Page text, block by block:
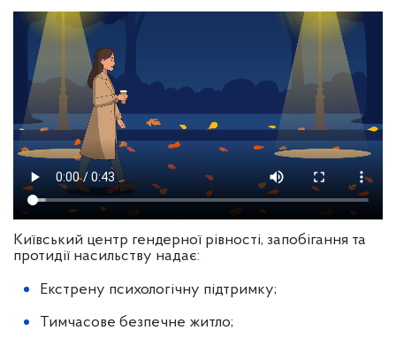
Київський центр гендерної рівності, запобігання та
протидії насильству надає:
Екстрену психологічну підтримку;
Тимчасове безпечне житло;